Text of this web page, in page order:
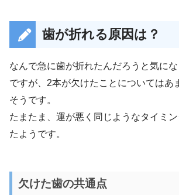
歯が折れる原因は？
なんで急に歯が折れたんだろうと気に
ですが、2本が欠けたことについてはあ
そうです。
たまたま、運が悪く同じようなタイミ
たようです。
欠けた歯の共通点